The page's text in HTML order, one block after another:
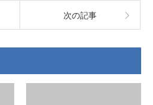
次の記事